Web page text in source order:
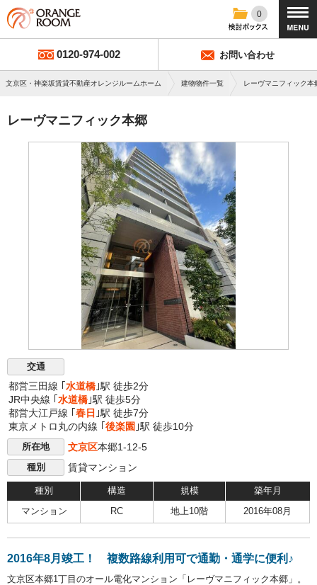
0
0120-974-002 お問い合わせ
文京区・神楽坂賃貸不動産オレンジルームホーム 建物物件一覧 レーヴマニフィック本
レーヴマニフィック本郷
交通
都営三田線 ｢ 水道橋 ｣駅 徒歩2分
JR中央線 ｢ 水道橋 ｣駅 徒歩5分
都営大江戸線 ｢ 春日 ｣駅 徒歩7分
東京メトロ丸の内線 ｢ 後楽園 ｣駅 徒歩10分
所在地 文京区本郷1-12-5
種別 賃貸マンション
種別 構造 規模 築年月
マンション RC 地上10階 2016年08月
2016年8月竣工！ 複数路線利用可で通勤・通学に便利♪
文京区本郷1丁目のオール電化マンション「レーヴマニフィック本郷」。